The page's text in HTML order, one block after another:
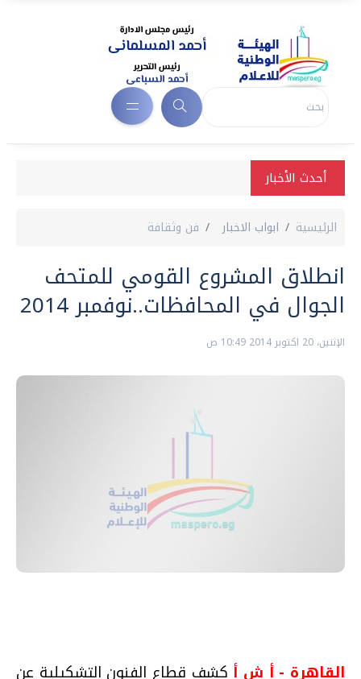
أحدث الأخبار
الرئيسية ابواب الاخبار فن وثقافة
انطلاق المشروع القومي للمتحف
الجوال في المحافظات..نوفمبر 2014
الإثنين، 20 اكتوبر 2014 10:49 ص
القاهرة - أ ش أ كشف قطاع الفنون التشكيلية عن